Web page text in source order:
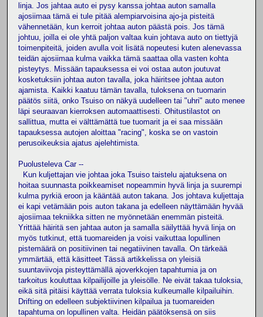
linja. Jos jahtaa auto ei pysy kanssa johtaa auton samalla
ajosiimaa tämä ei tule pitää alempiarvoisina ajo-ja pisteitä
vähennetään, kun kerroit johtaa auton päästä pois. Jos tämä
johtuu, joilla ei ole yhtä paljon valtaa kuin johtava auto on tiettyjä
toimenpiteitä, joiden avulla voit lisätä nopeutesi kuten alenevassa
teidän ajosiimaa kulma vaikka tämä saattaa olla vasten kohta
pisteytys. Missään tapauksessa ei voi ostaa auton joutuvat
kosketuksiin johtaa auton tavalla, joka häiritsee johtaa auton
ajamista. Kaikki kaatuu tämän tavalla, tuloksena on tuomarin
päätös siitä, onko Tsuiso on näkyä uudelleen tai "uhri" auto menee
läpi seuraavan kierroksen automaattisesti. Ohitustilastot on
sallittua, mutta ei välttämättä tue tuomarit ja ei saa missään
tapauksessa autojen aloittaa "racing", koska se on vastoin
perusoikeuksia ajatus ajelehtimista.
Puolusteleva Car --
Kun kuljettajan vie johtaa joka Tsuiso taistelu ajatuksena on
hoitaa suunnasta poikkeamiset nopeammin hyvä linja ja suurempi
kulma pyrkiä eroon ja kääntää auton takana. Jos johtava kuljettaja
ei kapi vetämään pois auton takana ja edelleen näyttämään hyvää
ajosiimaa tekniikka sitten ne myönnetään enemmän pisteitä.
Yrittää häiritä sen jahtaa auton ja samalla säilyttää hyvä linja on
myös tutkinut, että tuomareiden ja voisi vaikuttaa lopullinen
pistemäärä on positiivinen tai negatiivinen tavalla. On tärkeää
ymmärtää, että käsitteet Tässä artikkelissa on yleisiä
suuntaviivoja pisteyttämällä ajoverkkojen tapahtumia ja on
tarkoitus kouluttaa kilpailijoille ja yleisölle. Ne eivät takaa tuloksia,
eikä sitä pitäisi käyttää verrata tuloksia kulkeumalle kilpailuihin.
Drifting on edelleen subjektiivinen kilpailua ja tuomareiden
tapahtuma on lopullinen valta. Heidän päätöksensä on siis